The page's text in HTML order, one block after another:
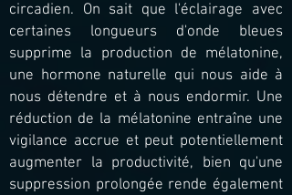
circadien. On sait que l'éclairage avec
certaines longueurs d'onde bleues
supprime la production de mélatonine,
une hormone naturelle qui nous aide à
nous détendre et à nous endormir. Une
réduction de la mélatonine entraîne une
vigilance accrue et peut potentiellement
augmenter la productivité, bien qu'une
suppression prolongée rende également